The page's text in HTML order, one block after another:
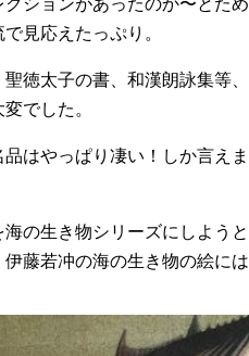
見応えたっぷり。
徳太子の書、和漢朗詠集等、
でした。
はやっぱり凄い！しか言えま
の生き物シリーズにしようと
藤若冲の海の生き物の絵には